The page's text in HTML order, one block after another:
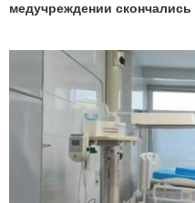
медучреждении